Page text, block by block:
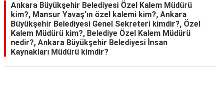
Ankara Büyükşehir Belediyesi Özel Kalem Müdürü
kim?, Mansur Yavaş'ın özel kalemi kim?, Ankara
Büyükşehir Belediyesi Genel Sekreteri kimdir?, Özel
Kalem Müdürü kim?, Belediye Özel Kalem Müdürü
nedir?, Ankara Büyükşehir Belediyesi İnsan
Kaynakları Müdürü kimdir?